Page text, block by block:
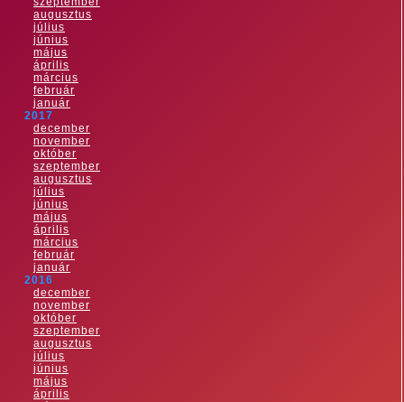
augusztus
július
június
május
április
március
február
január
2017
december
november
október
szeptember
augusztus
július
június
május
április
március
február
január
2016
december
november
október
szeptember
augusztus
július
június
május
április